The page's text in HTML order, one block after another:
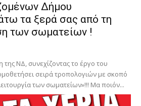
Δήμου
τα ξερά σας από τη
των σωματείων !
της ΝΔ, συνεχίζοντας το έργο του
σειρά τροπολογιών με σκοπό
των σωματείων»!!! Μα ποιόν...